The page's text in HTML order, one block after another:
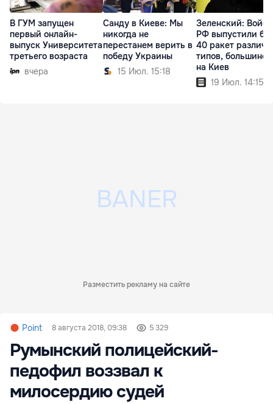
В ГУМ запущен
первый онлайн-
выпуск Университета
третьего возраста
вчера
Санду в Киеве: Мы
никогда не
перестанем верить в
победу Украины
15 Июл. 15:18
Зеленский:
РФ выпустили
40 ракет
типов,
на Киев
19 Июл. 14:15
Разместить рекламу на сайте
Point 8 августа 2018, 09:38 5 329
Румынский полицейский-
педофил воззвал к
милосердию судей